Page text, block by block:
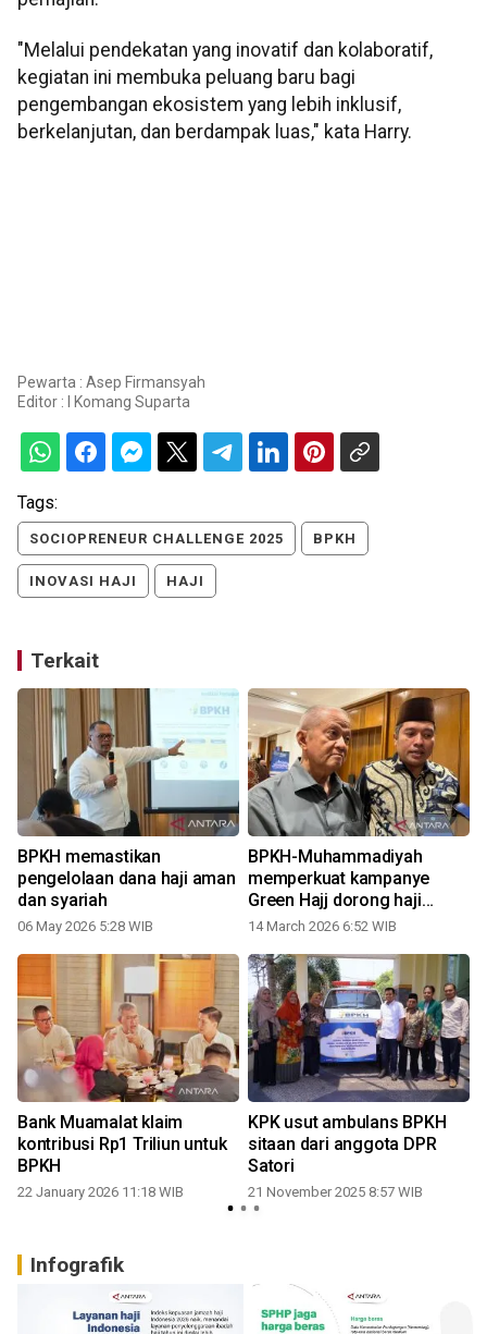
"Melalui pendekatan yang inovatif dan kolaboratif,
kegiatan ini membuka peluang baru bagi
pengembangan ekosistem yang lebih inklusif,
berkelanjutan, dan berdampak luas," kata Harry.
Pewarta : Asep Firmansyah
Editor :
I Komang Suparta
Tags:
SOCIOPRENEUR CHALLENGE 2025 BPKH
INOVASI HAJI HAJI
Terkait
BPKH memastikan
pengelolaan dana haji aman
dan syariah
06 May 2026 5:28 WIB
BPKH-Muhammadiyah
memperkuat kampanye
Green Hajj dorong haji
peduli alam
14 March 2026 6:52 WIB
Bank Muamalat klaim
kontribusi Rp1 Triliun untuk
BPKH
22 January 2026 11:18 WIB
KPK usut ambulans BPKH
sitaan dari anggota DPR
Satori
21 November 2025 8:57 WIB
Infografik